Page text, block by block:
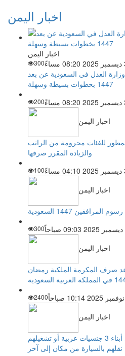
اخبار اليمن
اخبار اليمن
300
العدل في السعودية عن بعد
1447 بخطوات بسيطة وسهلة
200
اخبار اليمن
للفئات محرومة من الراتب
والزيادة المقرر صرفها
100
اخبار اليمن
المرافقين 1447 السعودية
300
اخبار اليمن
صرف المكرمة الملكية رمضان
العربية السعودية
2400
اخبار اليمن
السعودية توضّح منع التعامل مع أبناء 3 جنسيات عربية أو تشغيلهم
بالسيارة من مكان إلى آخر